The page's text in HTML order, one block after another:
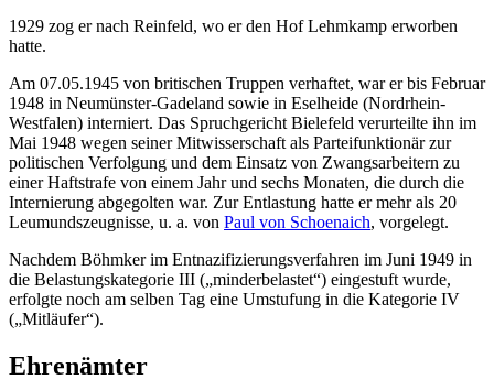
1929 zog er nach Reinfeld, wo er den Hof Lehmkamp erworben
hatte.
Am 07.05.1945 von britischen Truppen verhaftet, war er bis Februar
1948 in Neumünster-Gadeland sowie in Eselheide (Nordrhein-
Westfalen) interniert. Das Spruchgericht Bielefeld verurteilte ihn im
Mai 1948 wegen seiner Mitwisserschaft als Parteifunktionär zur
politischen Verfolgung und dem Einsatz von Zwangsarbeitern zu
einer Haftstrafe von einem Jahr und sechs Monaten, die durch die
Internierung abgegolten war. Zur Entlastung hatte er mehr als 20
Leumundszeugnisse, u. a. von Paul von Schoenaich, vorgelegt.
Nachdem Böhmker im Entnazifizierungsverfahren im Juni 1949 in
die Belastungskategorie III („minderbelastet“) eingestuft wurde,
erfolgte noch am selben Tag eine Umstufung in die Kategorie IV
(„Mitläufer“).
Ehrenämter